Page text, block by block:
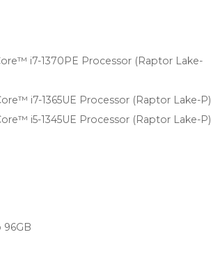
i7-1370PE Processor (Raptor Lake-
i7-1365UE Processor (Raptor Lake-P)
i5-1345UE Processor (Raptor Lake-P)
96GB